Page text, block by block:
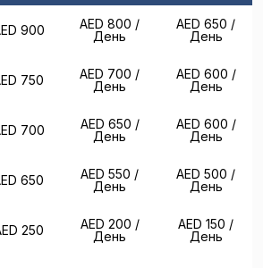
900 AED 800 /
День
AED 650 /
День
750 AED 700 /
День
AED 600 /
День
700 AED 650 /
День
AED 600 /
День
650 AED 550 /
День
AED 500 /
День
250 AED 200 /
День
AED 150 /
День